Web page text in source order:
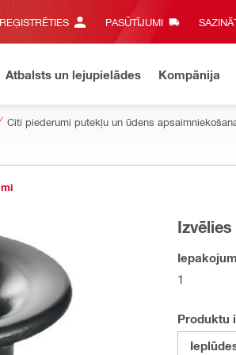
PASŪTĪJUMI
Atbalsts un lejupielādes Kompānija
Citi piederumi putekļu un ūdens
1
Produktu